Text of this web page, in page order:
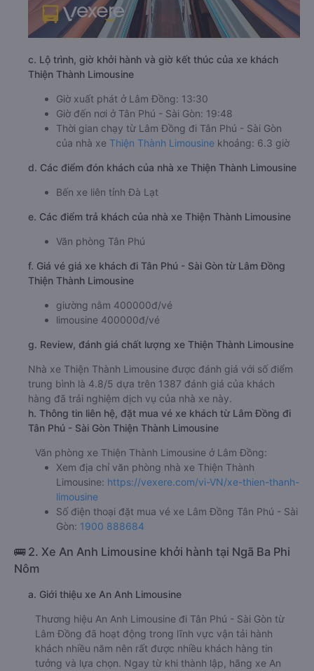
c. Lộ trình, giờ khởi hành và giờ kết thúc của xe khách
Thiện Thành Limousine
Giờ xuất phát ở Lâm Đồng: 13:30
Giờ đến nơi ở Tân Phú - Sài Gòn: 19:48
Thời gian chạy từ Lâm Đồng đi Tân Phú - Sài Gòn
của nhà xe Thiện Thành Limousine khoảng: 6.3 giờ
d. Các điểm đón khách của nhà xe Thiện Thành Limousine
Bến xe liên tỉnh Đà Lạt
e. Các điểm trả khách của nhà xe Thiện Thành Limousine
Văn phòng Tân Phú
f. Giá vé giá xe khách đi Tân Phú - Sài Gòn từ Lâm Đồng
Thiện Thành Limousine
giường nằm 400000đ/vé
limousine 400000đ/vé
g. Review, đánh giá chất lượng xe Thiện Thành Limousine
Nhà xe Thiện Thành Limousine được đánh giá với số điểm
trung bình là 4.8/5 dựa trên 1387 đánh giá của khách
hàng đã trải nghiệm dịch vụ của nhà xe này.
h. Thông tin liên hệ, đặt mua vé xe khách từ Lâm Đồng đi
Tân Phú - Sài Gòn Thiện Thành Limousine
Văn phòng xe Thiện Thành Limousine ở Lâm Đồng:
Xem địa chỉ văn phòng nhà xe Thiện Thành
Limousine: https://vexere.com/vi-VN/xe-thien-thanh-
limousine
Số điện thoại đặt mua vé xe Lâm Đồng Tân Phú - Sài
Gòn: 1900 888684
🚌 2. Xe An Anh Limousine khởi hành tại Ngã Ba Phi
Nôm
a. Giới thiệu xe An Anh Limousine
Thương hiệu An Anh Limousine đi Tân Phú - Sài Gòn từ
Lâm Đồng đã hoạt động trong lĩnh vực vận tải hành
khách nhiều năm nên rất được nhiều khách hàng tin
tưởng và lựa chọn. Ngay từ khi thành lập, hãng xe An